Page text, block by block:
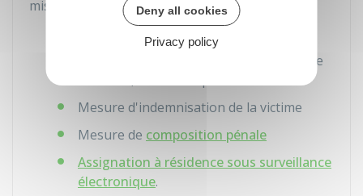
mise en place d'une des mesures suivantes :
Mesure dejustice restaurative
Mesure d'orientation vers une structure
Mesure d'indemnisation de la victime
Mesure de composition pénale
Assignation à résidence sous surveillance
électronique.
Deny all cookies
Privacy policy